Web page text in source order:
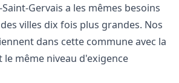
Gervais a les mêmes besoins
villes dix fois plus grandes. Nos
dans cette commune avec la
même niveau d'exigence